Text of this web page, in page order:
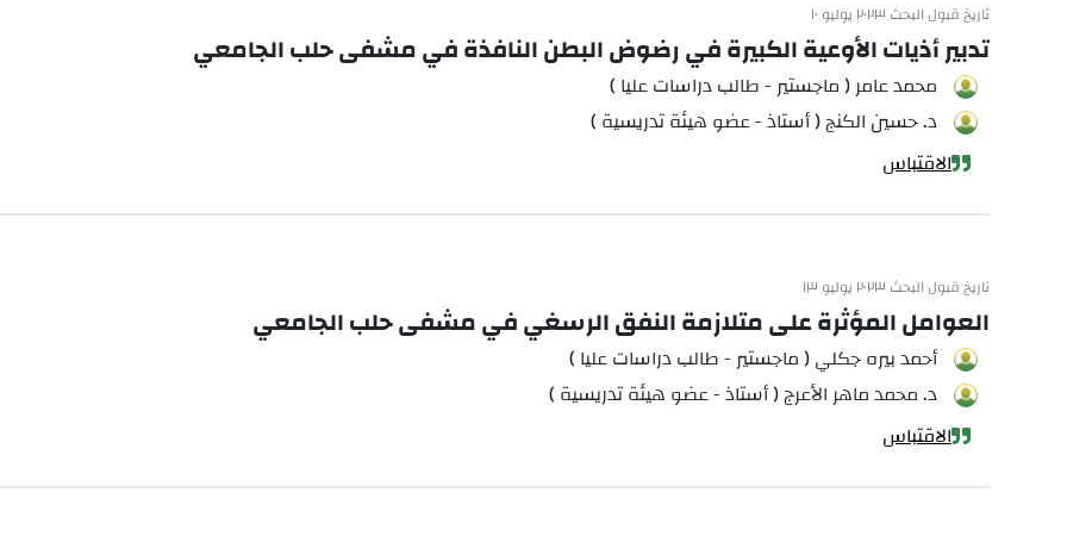
تاريخ قبول البحث ٢٠٢٣ يوليو ١٠
تدبير أذيات الأوعية الكبيرة في رضوض البطن النافذة في مشفى حلب الجامعي
محمد عامر ( ماجستير - طالب دراسات عليا )
د. حسين الكنج ( أستاذ - عضو هيئة تدريسية )
الاقتباس
تاريخ قبول البحث ٢٠٢٣ يوليو ١٣
العوامل المؤثرة على متلازمة النفق الرسغي في مشفى حلب الجامعي
أحمد بيره جكلي ( ماجستير - طالب دراسات عليا )
د. محمد ماهر الأعرج ( أستاذ - عضو هيئة تدريسية )
الاقتباس